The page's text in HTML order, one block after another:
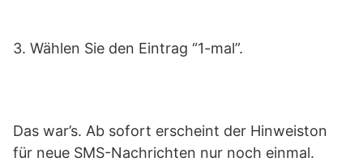
3. Wählen Sie den Eintrag “1-mal”.
Das war’s. Ab sofort erscheint der Hinweiston
für neue SMS-Nachrichten nur noch einmal.